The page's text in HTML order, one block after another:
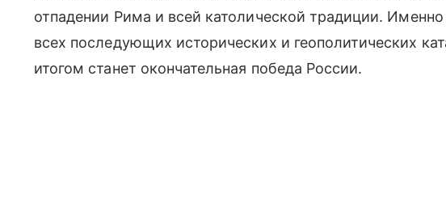
отпадении Рима и всей католической традиции.
всех последующих исторических и геополитических
итогом станет окончательная победа России.